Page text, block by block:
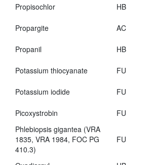
Propisochlor HB
Propargite
AC
Propanil
HB
Potassium thiocyanate
FU
Potassium iodide
FU
Picoxystrobin
FU
Phlebiopsis gigantea (VRA
1835, VRA 1984, FOC PG
410.3)
FU